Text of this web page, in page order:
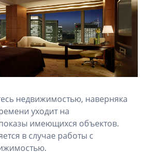
недвижимостью, наверняка
уходит на
имеющихся объектов.
в случае работы с